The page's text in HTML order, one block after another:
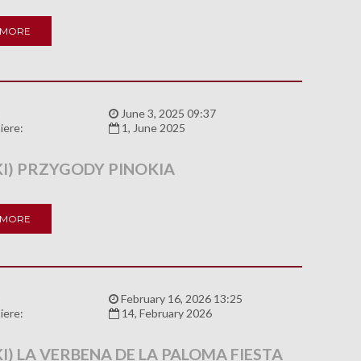
June 3, 2025 09:37
1, June 2025
PRZYGODY PINOKIA
February 16, 2026 13:25
14, February 2026
LA VERBENA DE LA PALOMA FIESTA